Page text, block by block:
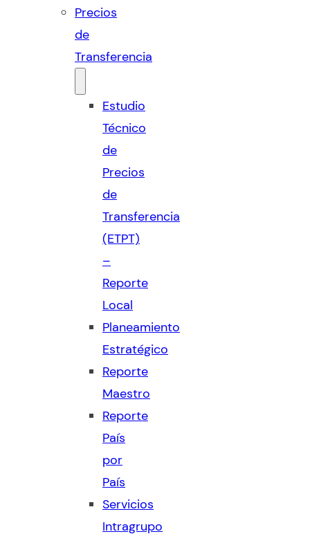
Precios
de
Transferencia
Estudio
Técnico
de
Precios
de
Transferencia
(ETPT)
–
Reporte
Local
Planeamiento
Estratégico
Reporte
Maestro
Reporte
País
por
País
Servicios
Intragrupo